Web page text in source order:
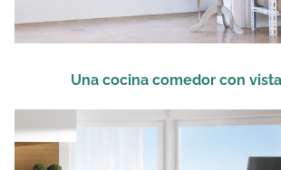
Una cocina comedor con